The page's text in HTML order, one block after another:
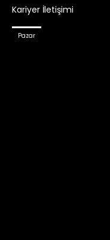
Kariyer İletişimi
Pazar